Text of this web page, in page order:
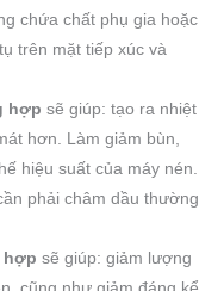
chứa chất phụ gia hoặc
trên mặt tiếp xúc và
hợpsẽ giúp: tạo ra nhiệt
hơn. Làm giảm bùn,
hiệu suất của máy nén.
phải châm dầu thường
hợpsẽ giúp: giảm lượng